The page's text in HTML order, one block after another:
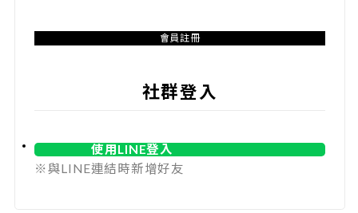
會員註冊
社群登入
使用LINE登入
※與LINE連結時新增好友